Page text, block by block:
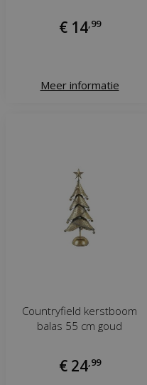
€ 14 99
Meer informatie
Countryfield kerstboom
balas 55 cm goud
€ 24 99